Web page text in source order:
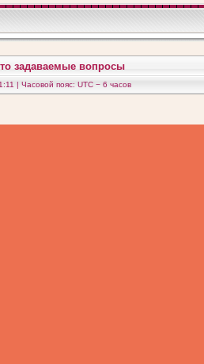
задаваемые вопросы
| Часовой пояс: UTC − 6 часов